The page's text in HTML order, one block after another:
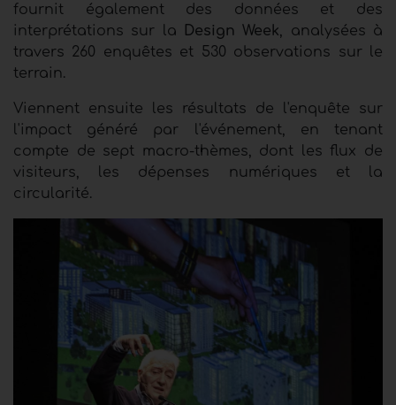
fournit également des données et des
interprétations sur la Design Week , analysées à
travers 260 enquêtes et 530 observations sur le
terrain.
Viennent ensuite les résultats de l'enquête sur
l'impact généré par l'événement, en tenant
compte de sept macro-thèmes, dont les flux de
visiteurs, les dépenses numériques et la
circularité.